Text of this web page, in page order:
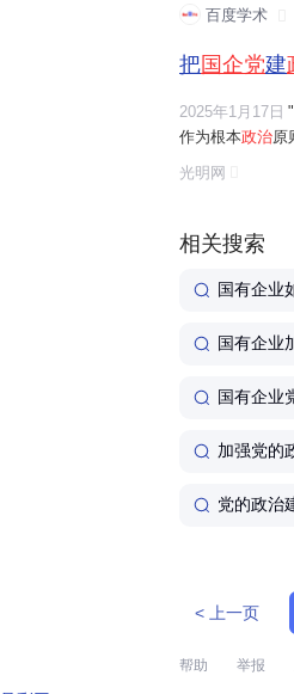
检验党
设立党
压实党
百度学术
把国企党建
2025年1月17日
作为根本政治原
能、提升核心
转化为发展优势
光明网
相关搜索
国有企业
国有企业
国有企业
加强党的
党的政治
< 上一页
帮助 举报